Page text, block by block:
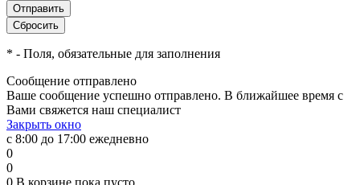
* - Поля, обязательные для заполнения
Сообщение отправлено
Ваше сообщение успешно отправлено. В ближайшее время с
Вами свяжется наш специалист
Закрыть окно
с 8:00 до 17:00 ежедневно
0
0
0 В корзине пока пусто